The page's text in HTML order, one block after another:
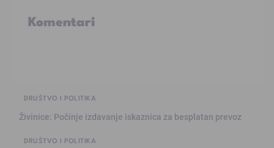
Komentari
DRUŠTVO I POLITIKA
Živinice: Počinje izdavanje iskaznica za besplatan prevoz
DRUŠTVO I POLITIKA